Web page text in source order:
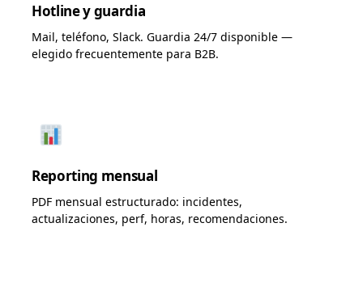
Hotline y guardia
Mail, teléfono, Slack. Guardia 24/7 disponible —
elegido frecuentemente para B2B.
Reporting mensual
PDF mensual estructurado: incidentes,
actualizaciones, perf, horas, recomendaciones.